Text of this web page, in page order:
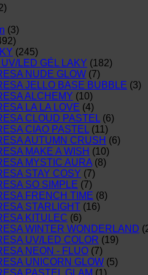
(3)
(245)
LED GÉL LAKY (182)
NUDE GLOW (7)
JELLO BASE BUBBLE (3)
ALCHEMY (10)
LA LA LOVE (4)
CLOUD PASTEL (6)
CIAO PASTEL (11)
AUTUMN CRUSH (6)
MAKE A WISH (10)
MYSTIC AURA (8)
STAY COSY (7)
SO SIMPLE (7)
FRENCH TIME (8)
STARLIGHT (16)
KITULEC (6)
WINTER WONDERLAND
UV/LED COLOR (19)
NEON - FLUO (7)
UNICORN GLOW (5)
PASTEL GLAM (1)